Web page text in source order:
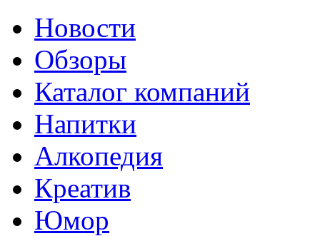
Новости
Обзоры
Каталог компаний
Напитки
Алкопедия
Креатив
Юмор